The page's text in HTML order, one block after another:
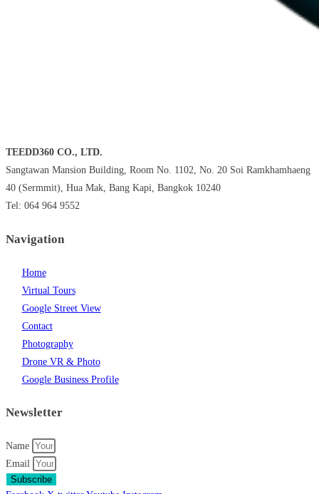
TEEDD360 CO., LTD.
Sangtawan Mansion Building, Room No. 1102, No. 20 Soi Ramkhamhaeng
40 (Sermmit), Hua Mak, Bang Kapi, Bangkok 10240
Tel: 064 964 9552
Navigation
Home
Virtual Tours
Google Street View
Contact
Photography
Drone VR & Photo
Google Business Profile
Newsletter
Name
Email
Subscribe